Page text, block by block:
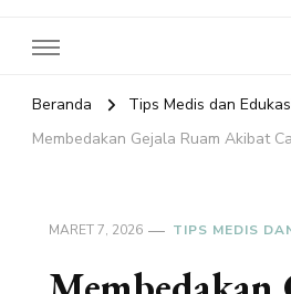
Beranda
Tips Medis dan
Membedakan Gejala Ruam Akibat
MARET 7, 2026 TIPS MEDIS